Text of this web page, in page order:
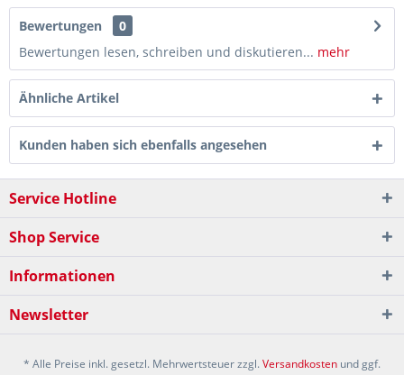
Bewertungen
0
Bewertungen lesen, schreiben und diskutieren... mehr
Ähnliche Artikel
Kunden haben sich ebenfalls angesehen
Service Hotline
Shop Service
Informationen
Newsletter
* Alle Preise inkl. gesetzl. Mehrwertsteuer zzgl.Versandkosten und ggf.